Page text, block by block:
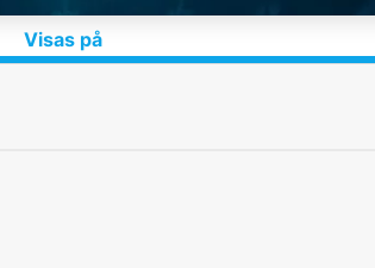
Visas på